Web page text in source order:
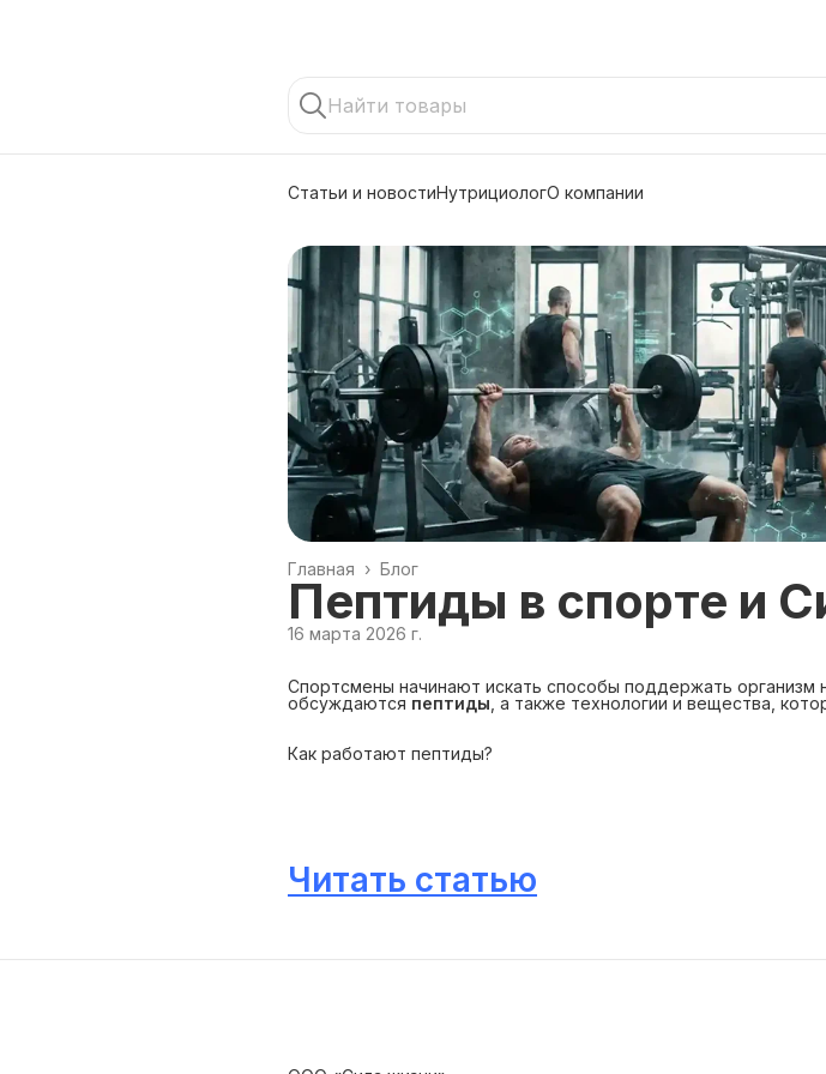
Статьи и новостиНутрициологО компании
Блог
Главная ›
Пептиды в спорте и
16 марта 2026 г.
Спортсмены начинают искать способы поддержать организм
обсуждаются пептиды , а также технологии и вещества,
Как работают пептиды?
Читать статью